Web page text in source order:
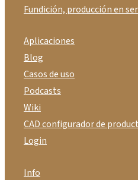
Fundición, producción en
Aplicaciones
Blog
Casos de uso
Podcasts
Wiki
CAD configurador de
Login
Info